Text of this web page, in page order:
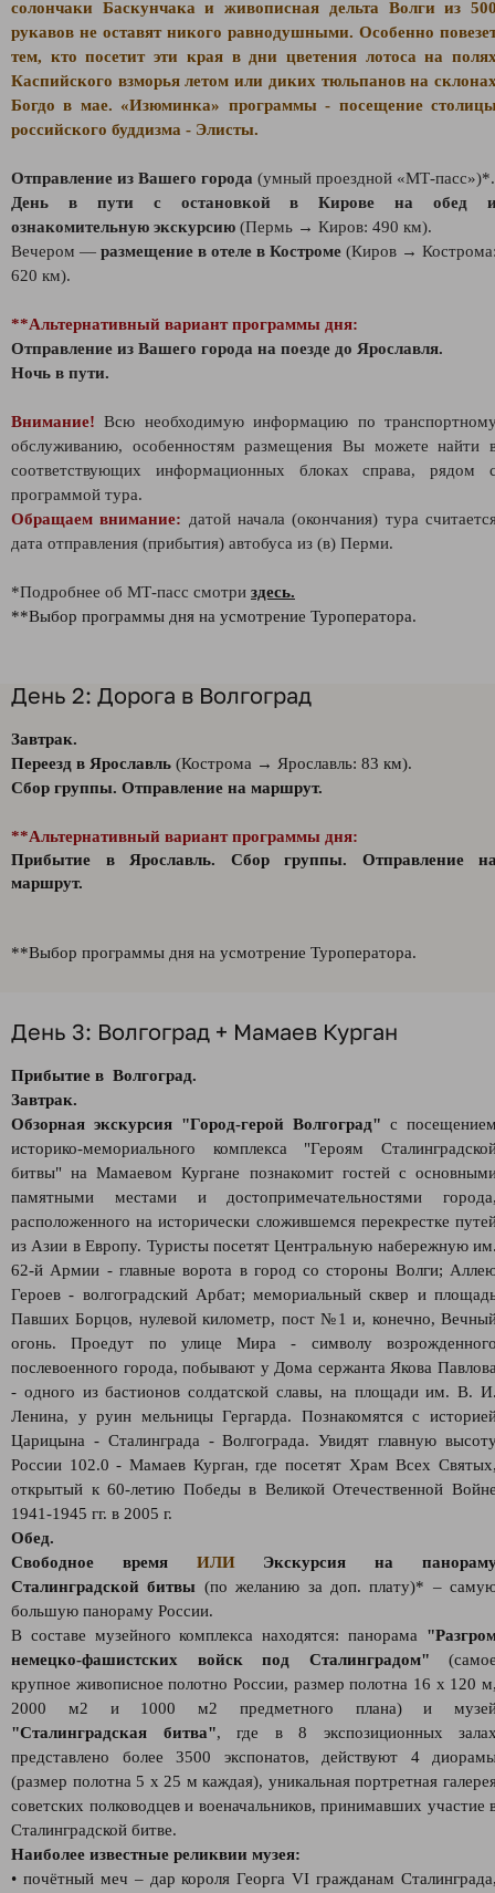
солончаки Баскунчака и живописная дельта Волги из
рукавов не оставят никого равнодушными. Особенно
тем, кто посетит эти края в дни цветения лотоса на
Каспийского взморья летом или диких тюльпанов на
Богдо в мае. «Изюминка» программы - посещение
российского буддизма - Элисты.
Отправление из Вашего города (умный проездной «МТ-пасс»)*.
День в пути с остановкой в Кирове на обед
ознакомительную экскурсию (Пермь → Киров: 490 км).
Вечером — размещение в отеле в Костроме (Киров →
620 км).
**Альтернативный вариант программы дня:
Отправление из Вашего города на поезде до Ярославля.
Ночь в пути.
Внимание! Всю необходимую информацию по
обслуживанию, особенностям размещения Вы можете найти
соответствующих информационных блоках справа, рядом
программой тура.
Обращаем внимание: датой начала (окончания) тура
дата отправления (прибытия) автобуса из (в) Перми.
*Подробнее об МТ-пасс смотри здесь.
**Выбор программы дня на усмотрение Туроператора.
День 2: Дорога в Волгоград
Завтрак.
Переезд в Ярославль (Кострома → Ярославль: 83 км).
Сбор группы. Отправление на маршрут.
**Альтернативный вариант программы дня:
Прибытие в Ярославль. Сбор группы. Отправление
маршрут.
**Выбор программы дня на усмотрение Туроператора.
День 3: Волгоград + Мамаев Курган
Прибытие в Волгоград.
Завтрак.
Обзорная экскурсия "Город-герой Волгоград" с
историко-мемориального комплекса "Героям
битвы" на Мамаевом Кургане познакомит гостей с
памятными местами и достопримечательностями
расположенного на исторически сложившемся перекрестке
из Азии в Европу. Туристы посетят Центральную набережную
62-й Армии - главные ворота в город со стороны Волги;
Героев - волгоградский Арбат; мемориальный сквер и
Павших Борцов, нулевой километр, пост №1 и, конечно,
огонь. Проедут по улице Мира - символу
послевоенного города, побывают у Дома сержанта Якова
- одного из бастионов солдатской славы, на площади им. В.
Ленина, у руин мельницы Гергарда. Познакомятся с
Царицына - Сталинграда - Волгограда. Увидят главную
России 102.0 - Мамаев Курган, где посетят Храм Всех
открытый к 60-летию Победы в Великой Отечественной
1941-1945 гг. в 2005 г.
Обед.
Свободное время ИЛИЭкскурсия на
Сталинградской битвы (по желанию за доп. плату)* –
большую панораму России.
В составе музейного комплекса находятся: панорама
немецко-фашистских войск под Сталинградом"
крупное живописное полотно России, размер полотна 16 х 120
2000 м2 и 1000 м2 предметного плана) и
"Сталинградская битва", где в 8 экспозиционных
представлено более 3500 экспонатов, действуют 4
(размер полотна 5 х 25 м каждая), уникальная портретная
советских полководцев и военачальников, принимавших участие
Сталинградской битве.
Наиболее известные реликвии музея:
• почётный меч – дар короля Георга VI гражданам